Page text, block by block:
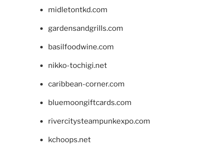
midletontkd.com
gardensandgrills.com
basilfoodwine.com
nikko-tochigi.net
caribbean-corner.com
bluemoongiftcards.com
rivercitysteampunkexpo.com
kchoops.net